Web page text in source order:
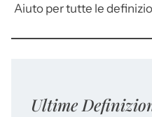
Aiuto per tutte le
Ultime